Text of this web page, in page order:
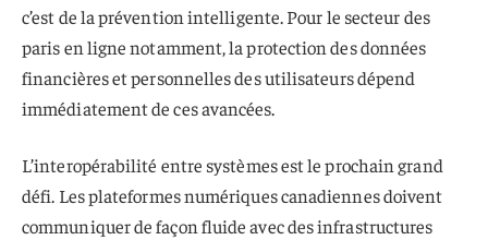
c’est de la prévention intelligente. Pour le secteur des
paris en ligne notamment, la protection des données
financières et personnelles des utilisateurs dépend
immédiatement de ces avancées.
L’interopérabilité entre systèmes est le prochain grand
défi. Les plateformes numériques canadiennes doivent
communiquer de façon fluide avec des infrastructures